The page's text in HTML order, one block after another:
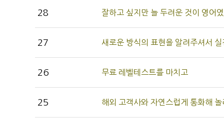
28 잘하고 싶지만 늘 두려운 것이 영어
27 새로운 방식의 표현을 알려주셔서
26 무료 레벨테스트를 마치고
25 해외 고객사와 자연스럽게 통화해